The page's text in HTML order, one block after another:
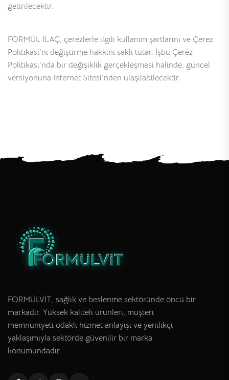
getirilecektir.
FORMÜL İLAÇ, çerezlerle ilgili kullanım şartlarını ve Çerez
Politikası’nı değiştirme hakkını saklı tutar. İşbu Çerez
Politikası’nda bir değişiklik gerçekleşmesi halinde, güncel
versiyonuna İnternet Sitesi’nden ulaşılabilecektir.
FORMÜLVİT, sağlık ve beslenme sektöründe öncü bir
markadır. Yüksek kaliteli ürünleri, müşteri
memnuniyeti odaklı hizmet anlayışı ve yenilikçi
yaklaşımıyla sektörde güvenilir bir marka
konumundadır.